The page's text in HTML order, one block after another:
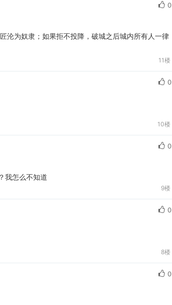
0
沦为奴隶；如果拒不投降，破城之后城内所有人一律
11楼
0
10楼
0
我怎么不知道
9楼
0
8楼
0